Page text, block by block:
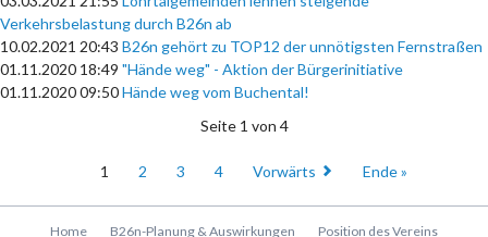
Verkehrsbelastung durch B26n ab
10.02.2021 20:43 B26n gehört zu TOP12 der unnötigsten Fernstraßen
01.11.2020 18:49 "Hände weg" - Aktion der Bürgerinitiative
01.11.2020 09:50Hände weg vom Buchental!
Seite 1 von 4
1 2 3 4 Vorwärts Ende »
Home B26n-Planung & Auswirkungen Position des Vereins